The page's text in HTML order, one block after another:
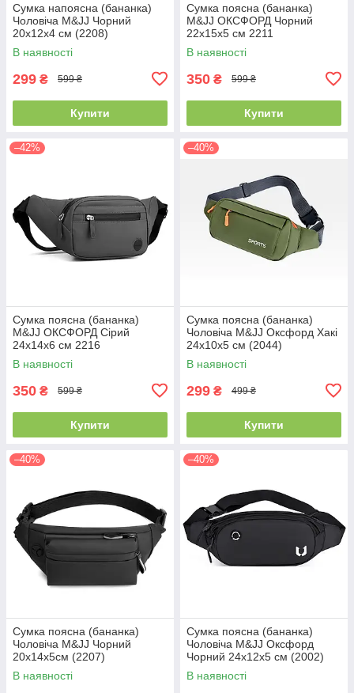
Сумка напоясна (бананка)
Чоловіча M&JJ Чорний
20х12х4 см (2208)
В наявності
299 ₴ 599 ₴
Купити
Сумка поясна (бананка)
M&JJ ОКСФОРД Чорний
22х15х5 см 2211
В наявності
350 ₴ 599 ₴
Купити
–42%
Сумка поясна (бананка)
M&JJ ОКСФОРД Сірий
24х14х6 см 2216
В наявності
350 ₴ 599 ₴
Купити
–40%
Сумка поясна (бананка)
Чоловіча M&JJ Оксфорд Хакі
24х10х5 см (2044)
В наявності
299 ₴ 499 ₴
Купити
–40%
Сумка поясна (бананка)
Чоловіча M&JJ Чорний
20х14х5см (2207)
В наявності
–40%
Сумка поясна (бананка)
Чоловіча M&JJ Оксфорд
Чорний 24х12х5 см (2002)
В наявності